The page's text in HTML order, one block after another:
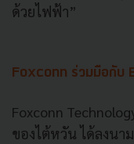
ด้วยไฟฟ้า”
Foxconn ร่วมมือกับ
Foxconn
ของไต้หวัน ได้ลงนา